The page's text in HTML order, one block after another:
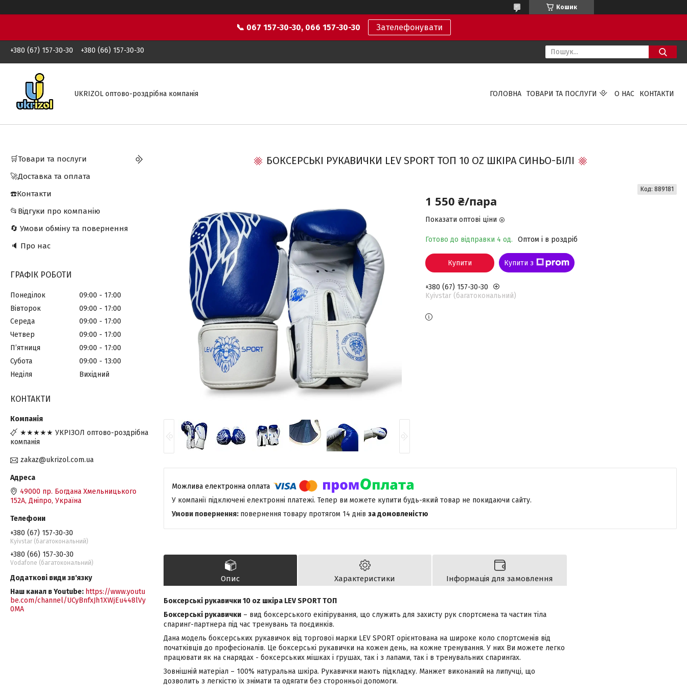
Кошик
📞 067 157-30-30, 066 157-30-30 Зателефонувати
+380 (67) 157-30-30 +380 (66) 157-30-30
UKRIZOL оптово-роздрібна компанія ГОЛОВНА ТОВАРИ ТА ПОСЛУГИ О НАС КОНТАКТИ
БОКСЕРСЬКІ РУКАВИЧКИ LEV SPORT ТОП 10 OZ ШКІРА СИНЬО-БІЛІ
1 550 ₴/пара
Показати оптові ціни
Готово до відправки 4 од. Оптом і в роздріб
Код: 889181
Купити Купити з
+380 (67) 157-30-30
Kyivstar (багатокональний)
У компанії підключені електронні платежі. Тепер ви можете купити будь-який товар не покидаючи сайту.
повернення товару протягом 14 днів за домовленістю
Опис Характеристики Інформація для замовлення
Боксерські рукавички 10 oz шкіра LEV SPORT ТОП
Боксерські рукавички – вид боксерського екіпірування, що служить для захисту рук спортсмена та частин тіла
спаринг-партнера під час тренувань та поєдинків.
Дана модель боксерських рукавичок від торгової марки LEV SPORT орієнтована на широке коло спортсменів від
початківців до професіоналів. Це боксерські рукавички на кожен день, на кожне тренування. У них Ви можете легко
працювати як на снарядах - боксерських мішках і грушах, так і з лапами, так і в тренувальних спарингах.
Зовнішній матеріал – 100% натуральна шкіра. Рукавички мають підкладку. Манжет виконаний на липучці, що
дозволить з легкістю їх знімати та одягати без сторонньої допомоги.
🛒Товари та послуги
🚀Доставка та оплата
☎️Контакти
📂Відгуки про компанію
🔄 Умови обміну та повернення
🔈 Про нас
ГРАФІК РОБОТИ
Понеділок 09:00
17:00
Вівторок
09:00
17:00
Середа
09:00
17:00
Четвер
09:00
17:00
Пʼятниця
09:00
17:00
Субота
09:00
13:00
Неділя
Вихідний
КОНТАКТИ
★★★★★ УКРІЗОЛ оптово-роздрібна
компанія
zakaz@ukrizol.com.ua
49000 пр. Богдана Хмельницького
152А, Дніпро, Україна
+380 (67) 157-30-30
Kyivstar (багатокональний)
+380 (66) 157-30-30
Vodafone (багатокональний)
Наш канал в Youtube https://www.youtu
be.com/channel/UCyBnfxJh1XWjEu448lVy
0MA